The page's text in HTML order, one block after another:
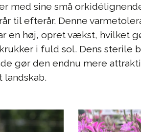
med sine små
til efterår. Denne
en høj, opret vækst, hvilket
i fuld sol. Dens sterile
gør den endnu mere